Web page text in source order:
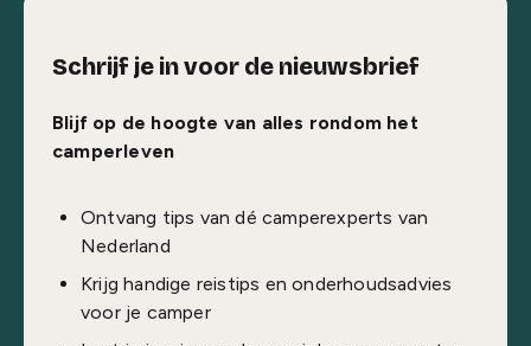
Schrijf je in voor de nieuwsbrief
Blijf op de hoogte van alles rondom het
camperleven
Ontvang tips van dé camperexperts van
Nederland
Krijg handige reistips en onderhoudsadvies
voor je camper